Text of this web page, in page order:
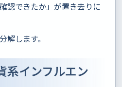
認できたか」が置き去りに
します。
系インフルエン